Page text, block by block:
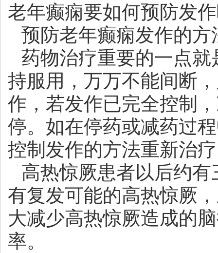
老年癫痫要如何预防发
预防老年癫痫发作的方
药物治疗重要的一点
持服用，万万不能间断
作，若发作已完全控制
停。如在停药或减药过
控制发作的方法重新治
高热惊厥患者以后约
有复发可能的高热惊厥
大减少高热惊厥造成的
率。